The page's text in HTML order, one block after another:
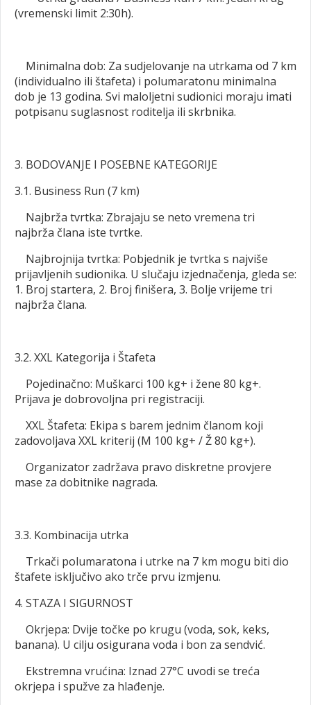
(vremenski limit 2:30h).
Minimalna dob: Za sudjelovanje na utrkama od 7 km
(individualno ili štafeta) i polumaratonu minimalna
dob je 13 godina. Svi maloljetni sudionici moraju imati
potpisanu suglasnost roditelja ili skrbnika.
3. BODOVANJE I POSEBNE KATEGORIJE
3.1. Business Run (7 km)
Najbrža tvrtka: Zbrajaju se neto vremena tri
najbrža člana iste tvrtke.
Najbrojnija tvrtka: Pobjednik je tvrtka s najviše
prijavljenih sudionika. U slučaju izjednačenja, gleda se:
1. Broj startera, 2. Broj finišera, 3. Bolje vrijeme tri
najbrža člana.
3.2. XXL Kategorija i Štafeta
Pojedinačno: Muškarci 100 kg+ i žene 80 kg+.
Prijava je dobrovoljna pri registraciji.
XXL Štafeta: Ekipa s barem jednim članom koji
zadovoljava XXL kriterij (M 100 kg+ / Ž 80 kg+).
Organizator zadržava pravo diskretne provjere
mase za dobitnike nagrada.
3.3. Kombinacija utrka
Trkači polumaratona i utrke na 7 km mogu biti dio
štafete isključivo ako trče prvu izmjenu.
4. STAZA I SIGURNOST
Okrjepa: Dvije točke po krugu (voda, sok, keks,
banana). U cilju osigurana voda i bon za sendvić.
Ekstremna vrućina: Iznad 27°C uvodi se treća
okrjepa i spužve za hlađenje.